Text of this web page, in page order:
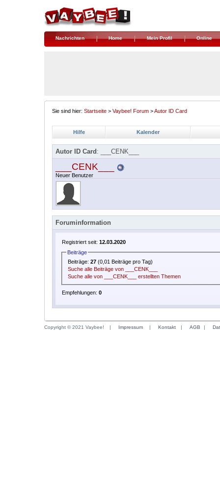
Nachrichten Home Mein Profil Online
Sie sind hier: Startseite > Vaybee! Forum >Autor ID Card
Hilfe Kalender
Autor ID Card : ___CENK___
___CENK___
Neuer Benutzer
Foruminformation
Registriert seit: 12.03.2020
Beiträge
Beiträge:27 (0,01 Beiträge pro Tag)
Suche alle Beiträge von ___CENK___
Suche alle von ___CENK___ erstellten Themen
Empfehlungen: 0
Copyright © 2021 Vaybee! | Impressum | Kontakt | AGB |